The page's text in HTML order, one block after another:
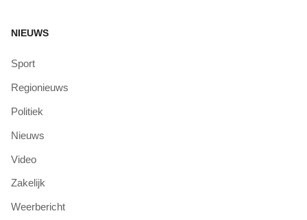
NIEUWS
Sport
Regionieuws
Politiek
Nieuws
Video
Zakelijk
Weerbericht